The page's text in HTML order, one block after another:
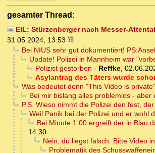
gesamter Thread:
EIL: Stürzenberger nach Messer-
31.05.2024, 13:53
Bei NIUS sehr gut dokumentiert!
Update! Polizei in Mannheim war
Polizist gestorben - Reffke,
Asylantrag des Täters wurde
Was bedeutet denn "This Video is
Bei mir bislang alles problemlos -
P.S. Wieso nimmt die Polizei den fest,
Weil Panik bei der Polizei und er wohl
Bei Minute 1:00 ergreift der in Blau
14:30
Nein, du liegst falsch. Bitte Video
Problematik des